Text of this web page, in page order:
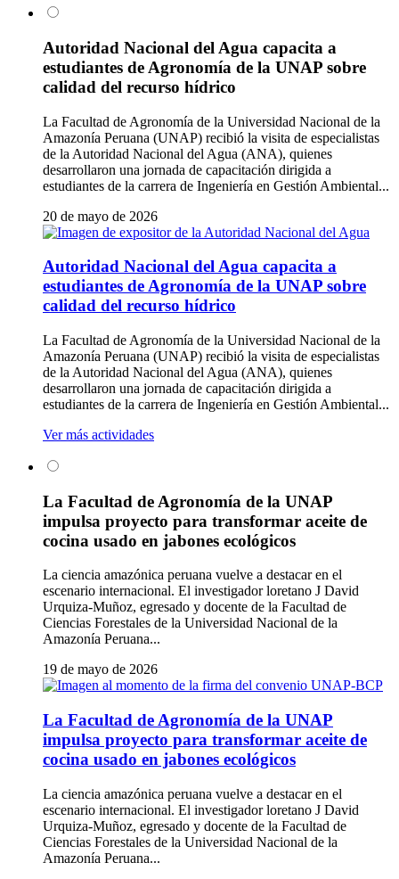
Autoridad Nacional del Agua capacita a
estudiantes de Agronomía de la UNAP sobre
calidad del recurso hídrico
La Facultad de Agronomía de la Universidad Nacional de la
Amazonía Peruana (UNAP) recibió la visita de especialistas
de la Autoridad Nacional del Agua (ANA), quienes
desarrollaron una jornada de capacitación dirigida a
estudiantes de la carrera de Ingeniería en Gestión Ambiental...
20 de mayo de 2026
Autoridad Nacional del Agua capacita a
estudiantes de Agronomía de la UNAP sobre
calidad del recurso hídrico
La Facultad de Agronomía de la Universidad Nacional de la
Amazonía Peruana (UNAP) recibió la visita de especialistas
de la Autoridad Nacional del Agua (ANA), quienes
desarrollaron una jornada de capacitación dirigida a
estudiantes de la carrera de Ingeniería en Gestión Ambiental...
Ver más actividades
La Facultad de Agronomía de la UNAP
impulsa proyecto para transformar aceite de
cocina usado en jabones ecológicos
La ciencia amazónica peruana vuelve a destacar en el
escenario internacional. El investigador loretano J David
Urquiza-Muñoz, egresado y docente de la Facultad de
Ciencias Forestales de la Universidad Nacional de la
Amazonía Peruana...
19 de mayo de 2026
La Facultad de Agronomía de la UNAP
impulsa proyecto para transformar aceite de
cocina usado en jabones ecológicos
La ciencia amazónica peruana vuelve a destacar en el
escenario internacional. El investigador loretano J David
Urquiza-Muñoz, egresado y docente de la Facultad de
Ciencias Forestales de la Universidad Nacional de la
Amazonía Peruana...